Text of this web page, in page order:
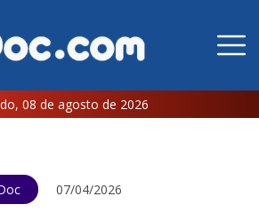
08 de agosto de 2026
07/04/2026